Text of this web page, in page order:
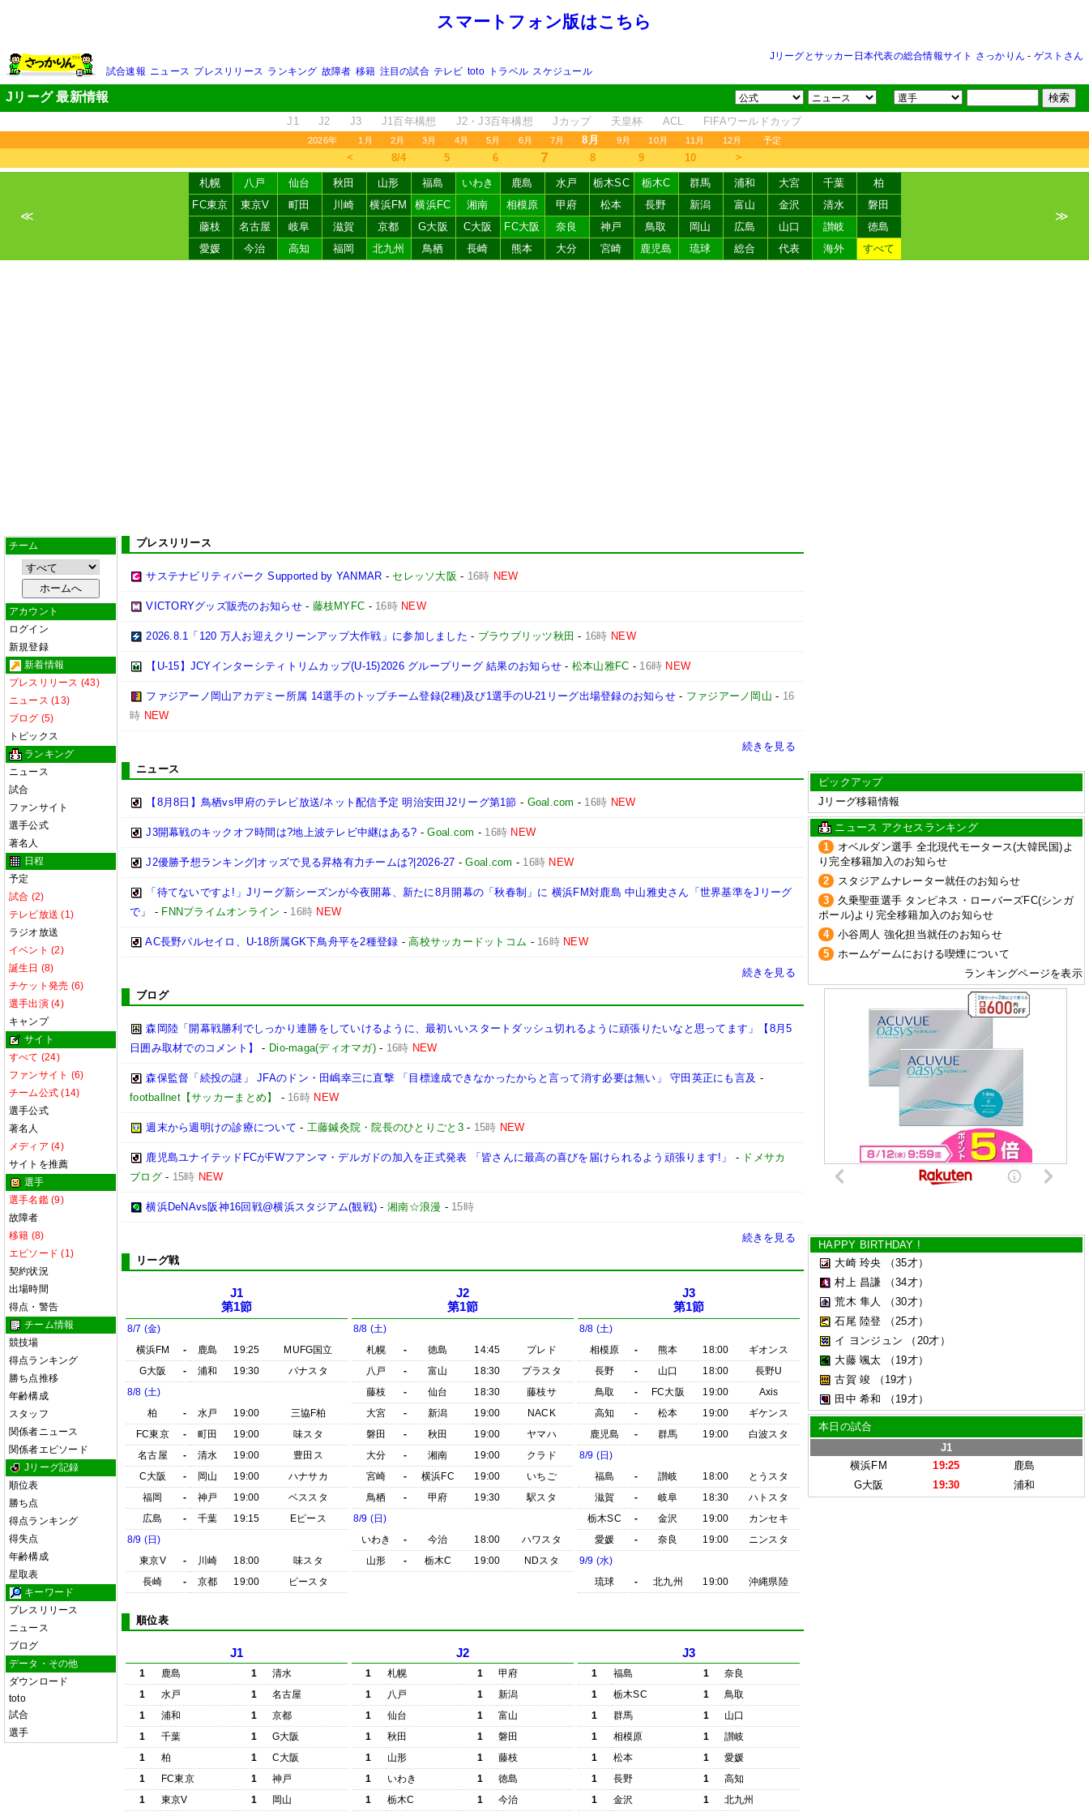
スマートフォン版はこちら
Jリーグとサッカー日本代表の総合情報サイト さっかりん - ゲストさん
試合速報 ニュース プレスリリース ランキング 故障者 移籍 注目の試合 テレビ toto トラベル スケジュール
Jリーグ 最新情報
J1 J2 J3 J1百年構想 J2・J3百年構想 Jカップ 天皇杯 ACL FIFAワールドカップ
2026年 1月 2月 3月 4月 5月 6月 7月 8月 9月 10月 11月 12月 予定
＜ 8/4 5 6 7 8 9 10 ＞
≪
札幌 八戸 仙台 秋田 山形 福島 いわき 鹿島 水戸 栃木SC 栃木C 群馬 浦和 大宮 千葉
柏
FC東京
東京V 町田 川崎 横浜FM 横浜FC 湘南 相模原 甲府 松本 長野 新潟 富山 金沢 清水
磐田
藤枝
名古屋 岐阜 滋賀 京都 G大阪 C大阪 FC大阪 奈良 神戸 鳥取 岡山 広島 山口 讃岐
徳島
愛媛
今治 高知 福岡 北九州 鳥栖 長崎 熊本 大分 宮崎 鹿児島 琉球 総合 代表 海外 すべて
≫
チーム
アカウント
ログイン
新規登録
新着情報
プレスリリース (43)
ニュース (13)
ブログ (5)
トピックス
ランキング
ニュース
試合
ファンサイト
選手公式
著名人
日程
予定
試合 (2)
テレビ放送 (1)
ラジオ放送
イベント (2)
誕生日 (8)
チケット発売 (6)
選手出演 (4)
キャンプ
サイト
すべて (24)
ファンサイト (6)
チーム公式 (14)
選手公式
著名人
メディア (4)
サイトを推薦
選手
選手名鑑 (9)
故障者
移籍 (8)
エピソード (1)
契約状況
出場時間
得点・警告
チーム情報
競技場
得点ランキング
勝ち点推移
年齢構成
スタッフ
関係者ニュース
関係者エピソード
Jリーグ記録
順位表
勝ち点
得点ランキング
得失点
年齢構成
星取表
キーワード
プレスリリース
ニュース
ブログ
データ・その他
ダウンロード
toto
試合
選手
プレスリリース
サステナビリティパーク Supported by YANMAR - セレッソ大阪 - 16時 NEW
VICTORYグッズ販売のお知らせ- 藤枝MYFC - 16時 NEW
2026.8.1「120 万人お迎えクリーンアップ大作戦」に参加しました - ブラウブリッツ秋田 - 16時 NEW
【U-15】JCYインターシティトリムカップ(U-15)2026 グループリーグ 結果のお知らせ - 松本山雅FC - 16時 NEW
ファジアーノ岡山アカデミー所属 14選手のトップチーム登録(2種)及び1選手のU-21リーグ出場登録のお知らせ- ファジアーノ岡山 - 16
時 NEW
続きを見る
ニュース
【8月8日】鳥栖vs甲府のテレビ放送/ネット配信予定 明治安田J2リーグ第1節 - Goal.com - 16時 NEW
J3開幕戦のキックオフ時間は?地上波テレビ中継はある? -Goal.com - 16時 NEW
J2優勝予想ランキング|オッズで見る昇格有力チームは?|2026-27 -Goal.com - 16時 NEW
「待てないですよ!」Jリーグ新シーズンが今夜開幕、新たに8月開幕の「秋春制」に 横浜FM対鹿島 中山雅史さん「世界基準をJリーグ
で」
- FNNプライムオンライン - 16時 NEW
AC長野パルセイロ、U-18所属GK下鳥舟平を2種登録 -高校サッカードットコム - 16時 NEW
続きを見る
ブログ
森岡陸「開幕戦勝利でしっかり連勝をしていけるように、最初いいスタートダッシュ切れるように頑張りたいなと思ってます」【8月5
日囲み取材でのコメント】
- Dio-maga(ディオマガ) - 16時 NEW
森保監督「続投の謎」 JFAのドン・田嶋幸三に直撃 「目標達成できなかったからと言って消す必要は無い」 守田英正にも言及 -
footballnet【サッカーまとめ】
- 16時 NEW
週末から週明けの診療について - 工藤鍼灸院・院長のひとりごと3- 15時 NEW
鹿児島ユナイテッドFCがFWフアンマ・デルガドの加入を正式発表 「皆さんに最高の喜びを届けられるよう頑張ります!」 - ドメサカ
ブログ- 15時 NEW
横浜DeNAvs阪神16回戦@横浜スタジアム(観戦) -湘南☆浪漫 - 15時
続きを見る
リーグ戦
J1
第1節
8/7 (金)
横浜FM
- 鹿島 19:25
MUFG国立
G大阪
- 浦和 19:30
パナスタ
8/8 (土)
柏
- 水戸 19:00
三協F柏
FC東京
- 町田 19:00
味スタ
名古屋
- 清水 19:00
豊田ス
C大阪
- 岡山 19:00
ハナサカ
福岡
- 神戸 19:00
ベススタ
広島
- 千葉 19:15
Eピース
8/9 (日)
東京V
- 川崎 18:00
味スタ
長崎
- 京都 19:00 ピースタ
J2
第1節
8/8 (土)
札幌
- 徳島 14:45
プレド
八戸
- 富山 18:30
プラスタ
藤枝
- 仙台 18:30
藤枝サ
大宮
- 新潟 19:00
NACK
磐田
- 秋田 19:00
ヤマハ
大分
- 湘南 19:00
クラド
宮崎
- 横浜FC 19:00
いちご
鳥栖
- 甲府 19:30
駅スタ
8/9 (日)
いわき
- 今治 18:00
ハワスタ
山形
- 栃木C 19:00 NDスタ
J3
第1節
8/8 (土)
相模原
- 熊本 18:00
ギオンス
長野
- 山口 18:00
長野U
鳥取
- FC大阪 19:00
Axis
高知
- 松本 19:00
ギケンス
鹿児島
- 群馬 19:00
白波スタ
8/9 (日)
福島
- 讃岐 18:00
とうスタ
滋賀
- 岐阜 18:30
ハトスタ
栃木SC
- 金沢 19:00
カンセキ
愛媛
- 奈良 19:00
ニンスタ
9/9 (水)
琉球
- 北九州 19:00 沖縄県陸
順位表
J1
1 鹿島 1
清水
1
水戸 1
名古屋
1
浦和 1
京都
1
千葉 1
G大阪
1
柏 1
C大阪
1
FC東京 1
神戸
1
東京V 1
岡山
J2
1 札幌 1
甲府
1
八戸 1
新潟
1
仙台 1
富山
1
秋田 1
磐田
1
山形 1
藤枝
1
いわき 1
徳島
1
栃木C 1
今治
J3
1 福島 1
奈良
1
栃木SC 1
鳥取
1
群馬 1
山口
1
相模原 1
讃岐
1
松本 1
愛媛
1
長野 1
高知
1
金沢 1
北九州
ピックアップ
Jリーグ移籍情報
ニュース アクセスランキング
1
オベルダン選手 全北現代モータース(大韓民国)よ
り完全移籍加入のお知らせ
2
スタジアムナレーター就任のお知らせ
3
久乗聖亜選手 タンピネス・ローバーズFC(シンガ
ポール)より完全移籍加入のお知らせ
4
小谷周人 強化担当就任のお知らせ
5
ホームゲームにおける喫煙について
ランキングページを表示
HAPPY BIRTHDAY !
大崎 玲央
（35才）
村上 昌謙
（34才）
荒木 隼人
（30才）
石尾 陸登
（25才）
イ ヨンジュン
（20才）
大藤 颯太
（19才）
古賀 竣
（19才）
田中 希和
（19才）
本日の試合
J1
横浜FM
19:25
鹿島
G大阪
19:30 浦和